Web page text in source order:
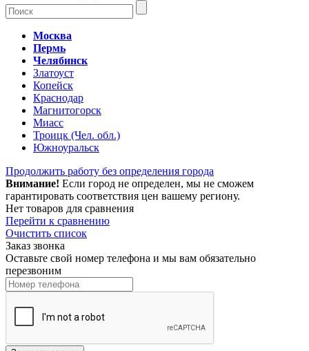
Москва
Пермь
Челябинск
Златоуст
Копейск
Краснодар
Магнитогорск
Миасс
Троицк (Чел. обл.)
Южноуральск
Продолжить работу без определения города
Внимание! Если город не определен, мы не сможем
гарантировать соответствия цен вашему региону.
Нет товаров для сравнения
Перейти к сравнению
Очистить список
Заказ звонка
Оставьте свой номер телефона и мы вам обязательно
перезвоним